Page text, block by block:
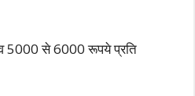
5000 से 6000 रूपये प्रति